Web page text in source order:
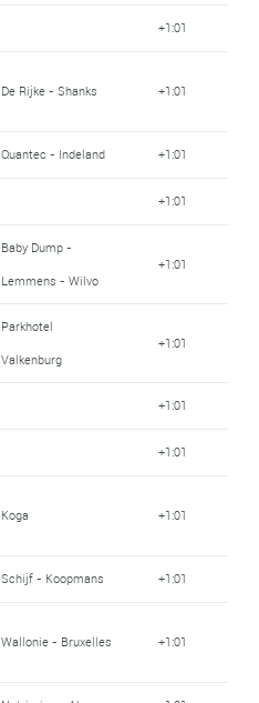
+1:01
De Rijke - Shanks +1:01
Quantec - Indeland +1:01
+1:01
Baby Dump -
Lemmens - Wilvo
+1:01
Parkhotel
Valkenburg
+1:01
+1:01
+1:01
Koga +1:01
Schijf - Koopmans +1:01
Wallonie - Bruxelles +1:01